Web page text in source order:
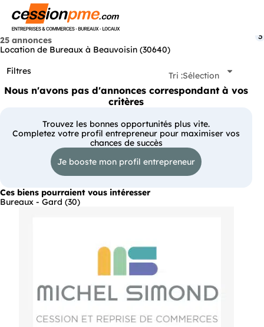
25 annonces
Location de Bureaux à Beauvoisin (30640)
Filtres
3
Tri :Sélection
Nous n'avons pas d'annonces correspondant à vos
critères
Trouvez les bonnes opportunités plus vite.
Completez votre profil entrepreneur pour maximiser vos
chances de succès
Je booste mon profil entrepreneur
Ces biens pourraient vous intéresser
Bureaux - Gard (30)